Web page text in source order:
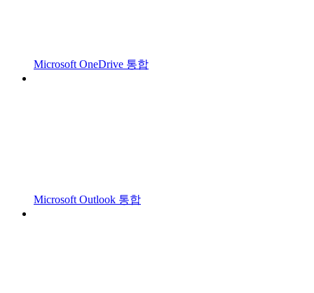
Microsoft OneDrive 통합
Microsoft Outlook 통합